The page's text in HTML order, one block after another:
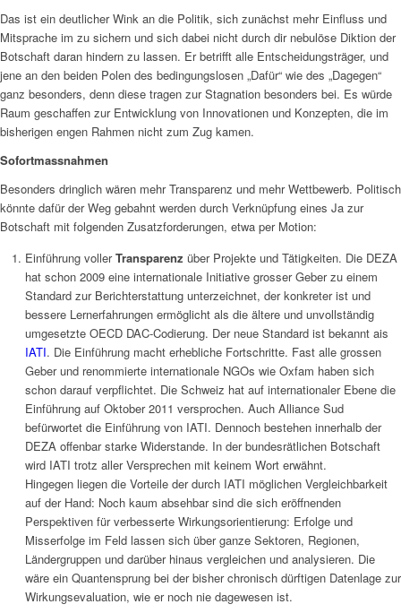
Das ist ein deutlicher Wink an die Politik, sich zunächst mehr Einfluss und
Mitsprache im zu sichern und sich dabei nicht durch dir nebulöse Diktion der
Botschaft daran hindern zu lassen. Er betrifft alle Entscheidungsträger, und
jene an den beiden Polen des bedingungslosen „Dafür“ wie des „Dagegen“
ganz besonders, denn diese tragen zur Stagnation besonders bei. Es würde
Raum geschaffen zur Entwicklung von Innovationen und Konzepten, die im
bisherigen engen Rahmen nicht zum Zug kamen.
Sofortmassnahmen
Besonders dringlich wären mehr Transparenz und mehr Wettbewerb. Politisch
könnte dafür der Weg gebahnt werden durch Verknüpfung eines Ja zur
Botschaft mit folgenden Zusatzforderungen, etwa per Motion:
Einführung vollerTransparenz über Projekte und Tätigkeiten. Die DEZA
hat schon 2009 eine internationale Initiative grosser Geber zu einem
Standard zur Berichterstattung unterzeichnet, der konkreter ist und
bessere Lernerfahrungen ermöglicht als die ältere und unvollständig
umgesetzte OECD DAC-Codierung. Der neue Standard ist bekannt ais
IATI. Die Einführung macht erhebliche Fortschritte. Fast alle grossen
Geber und renommierte internationale NGOs wie Oxfam haben sich
schon darauf verpflichtet. Die Schweiz hat auf internationaler Ebene die
Einführung auf Oktober 2011 versprochen. Auch Alliance Sud
befürwortet die Einführung von IATI. Dennoch bestehen innerhalb der
DEZA offenbar starke Widerstande. In der bundesrätlichen Botschaft
wird IATI trotz aller Versprechen mit keinem Wort erwähnt.
Hingegen liegen die Vorteile der durch IATI möglichen Vergleichbarkeit
auf der Hand: Noch kaum absehbar sind die sich eröffnenden
Perspektiven für verbesserte Wirkungsorientierung: Erfolge und
Misserfolge im Feld lassen sich über ganze Sektoren, Regionen,
Ländergruppen und darüber hinaus vergleichen und analysieren. Die
wäre ein Quantensprung bei der bisher chronisch dürftigen Datenlage zur
Wirkungsevaluation, wie er noch nie dagewesen ist.